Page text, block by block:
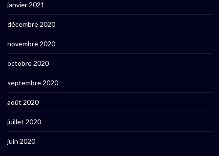
janvier 2021
décembre 2020
novembre 2020
octobre 2020
septembre 2020
août 2020
juillet 2020
juin 2020